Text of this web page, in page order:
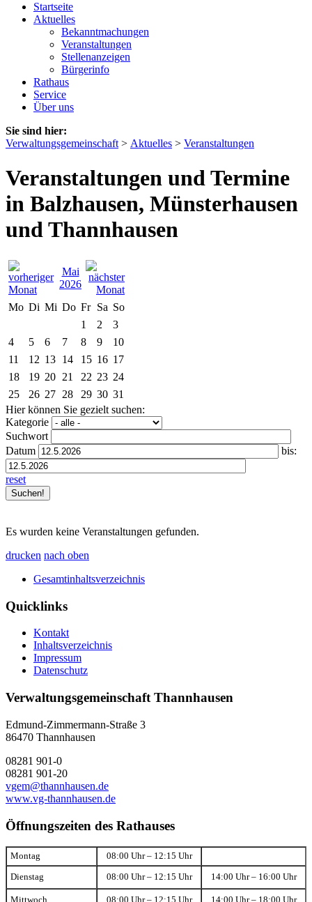
Startseite
Aktuelles
Bekanntmachungen
Veranstaltungen
Stellenanzeigen
Bürgerinfo
Rathaus
Service
Über uns
Sie sind hier:
Verwaltungsgemeinschaft > Aktuelles > Veranstaltungen
Veranstaltungen und Termine
in Balzhausen, Münsterhausen
und Thannhausen
Mai
2026
Mo Di Mi Do Fr Sa So
1
2
3
4
5 6 7 8 9
10
11
12 13 14 15 16 17
18
19 20 21 22 23 24
25
26 27 28 29 30 31
Hier können Sie gezielt suchen:
Kategorie
Suchwort
Datum
bis:
reset
Es wurden keine Veranstaltungen gefunden.
drucken nach oben
Gesamtinhaltsverzeichnis
Quicklinks
Kontakt
Inhaltsverzeichnis
Impressum
Datenschutz
Verwaltungsgemeinschaft Thannhausen
Edmund-Zimmermann-Straße 3
86470 Thannhausen
08281 901-0
08281 901-20
vgem@thannhausen.de
www.vg-thannhausen.de
Öffnungszeiten des Rathauses
Montag 08:00 Uhr – 12:15 Uhr
Dienstag 08:00 Uhr – 12:15 Uhr 14:00 Uhr – 16:00 Uhr